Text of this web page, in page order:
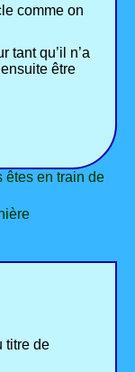
comme on
tant qu’il n’a
être
êtes en train de
titre de